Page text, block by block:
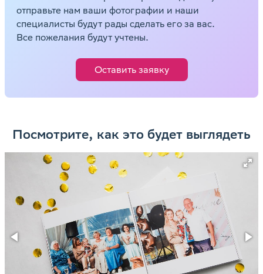
отправьте нам ваши фотографии и наши
специалисты будут рады сделать его за вас.
Все пожелания будут учтены.
Оставить заявку
Посмотрите, как это будет выглядеть